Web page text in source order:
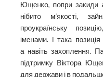
Ющенко, попри закиди
нібито м’якості,
проукраїнську
іменами. І така
а навіть захоплення.
підтримку Віктора
для держави і в